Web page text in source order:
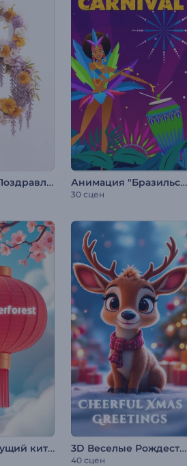
Цветочные Поздравления с 8 Марта Анимация "Бразильский карнавал"
30 сцен
Интро "Цветущий китайский Новый год" 3D Веселые Рождественские поздравления
40 сцен